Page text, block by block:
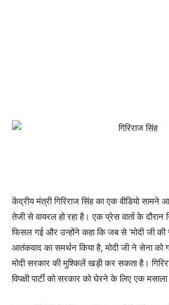
केंद्रीय मंत्री गिरिराज सिंह का एक वीडियो सामने
तेजी से वायरल हो रहा है। एक प्रेस वार्ता के दौरान
फिसल गई और उन्होंने कहा कि जब से ‘मोदी जी की
आतंकवाद का समर्थन किया है, मोदी जी ने सेना को
मोदी सरकार की मुश्किलें खड़ी कर सकता है।
विपक्षी पार्टी को सरकार को घेरने के लिए एक